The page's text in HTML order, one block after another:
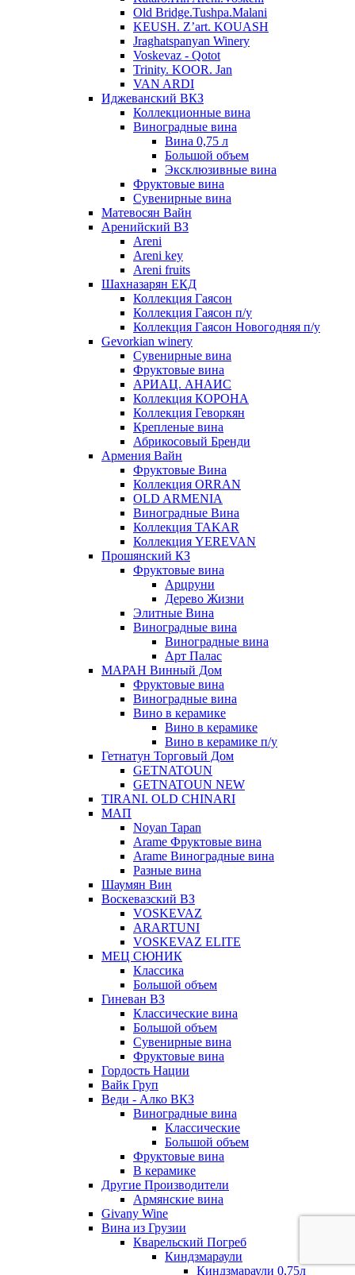
Old Bridge.Tushpa.Malani
KEUSH. Z’art. KOUASH
Jraghatspanyan Winery
Voskevaz - Qotot
Trinity. KOOR. Jan
VAN ARDI
Иджеванский ВКЗ
Коллекционные вина
Виноградные вина
Вина 0,75 л
Большой объем
Эксклюзивные вина
Фруктовые вина
Cувенирные вина
Матевосян Вайн
Аренийский ВЗ
Areni
Areni key
Areni fruits
Шахназарян ЕКД
Коллекция Гаясон
Коллекция Гаясон п/у
Коллекция Гаясон Новогодняя п/у
Gevorkian winery
Сувенирные вина
Фруктовые вина
АРИАЦ. АНАИС
Коллекция КОРОНА
Коллекция Геворкян
Крепленые вина
Абрикосовый Бренди
Армения Вайн
Фруктовые Вина
Коллекция ORRAN
OLD ARMENIA
Виноградные Вина
Коллекция TAKAR
Коллекция YEREVAN
Прошянский КЗ
Фруктовые вина
Арцруни
Дерево Жизни
Элитные Вина
Виноградные вина
Виноградные вина
Арт Палас
МАРАН Винный Дом
Фруктовые вина
Виноградные вина
Вино в керамике
Вино в керамике
Вино в керамике п/у
Гетнатун Торговый Дом
GETNATOUN
GETNATOUN NEW
TIRANI. OLD CHINARI
МАП
Noyan Tapan
Arame Фруктовые вина
Arame Виноградные вина
Разные вина
Шаумян Вин
Воскевазский ВЗ
VOSKEVAZ
ARARTUNI
VOSKEVAZ ELITE
МЕЦ СЮНИК
Классика
Большой объем
Гиневан ВЗ
Классические вина
Большой объем
Сувенирные вина
Фруктовые вина
Гордость Нации
Вайк Груп
Веди - Алко ВКЗ
Виноградные вина
Классические
Большой объем
Фруктовые вина
В керамике
Другие Производители
Армянские вина
Givany Wine
Вина из Грузии
Кварельский Погреб
Киндзмараули
Киндзмараули 0,75л